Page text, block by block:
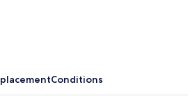
Conditions